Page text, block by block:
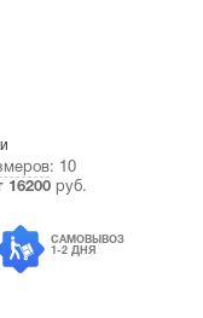
: 10
16200руб.
САМОВЫВОЗ
1-2 ДНЯ